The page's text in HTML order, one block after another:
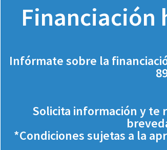
Financiación
Infórmate sobre la
Solicita información y te
*Condiciones sujetas a la